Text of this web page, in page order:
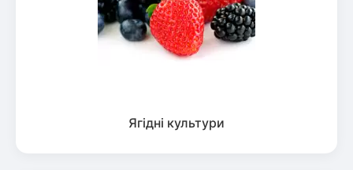
Ягідні культури